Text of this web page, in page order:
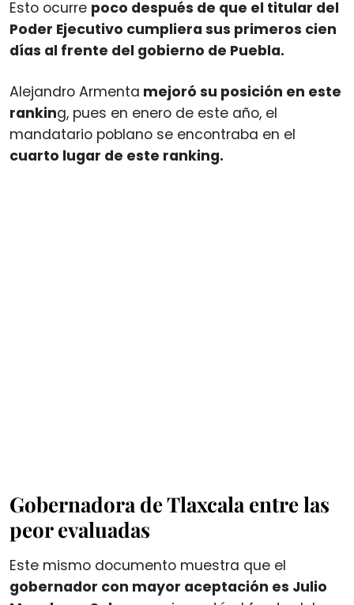
Esto ocurre poco después de que el titular del
Poder Ejecutivo cumpliera sus primeros cien
días al frente del gobierno de Puebla.
Alejandro Armenta mejoró su posición en este
ranking, pues en enero de este año, el
mandatario poblano se encontraba en el
cuarto lugar de este ranking.
Gobernadora de Tlaxcala entre las
peor evaluadas
Este mismo documento muestra que el
gobernador con mayor aceptación es Julio